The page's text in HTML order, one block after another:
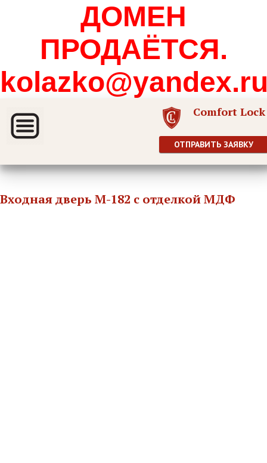
ДОМЕН
ПРОДАЁТСЯ.
Comfort Lock
ОТПРАВИТЬ ЗАЯВКУ
Входная дверь М-182 с отделкой МДФ